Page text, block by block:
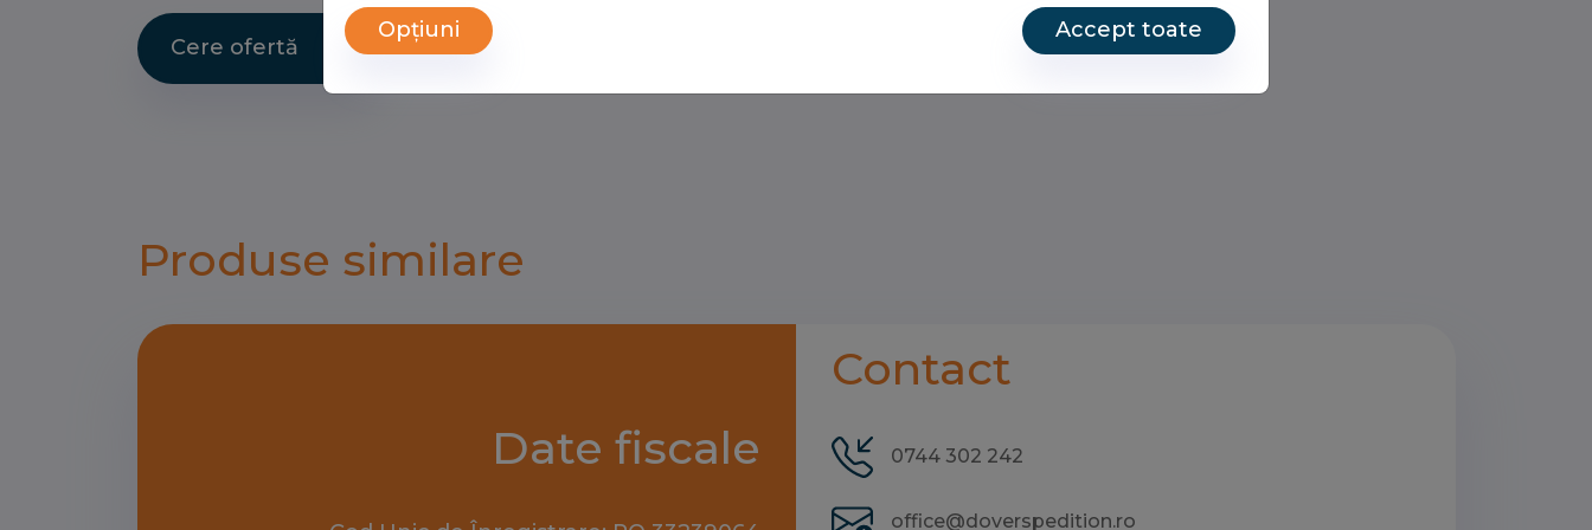
Cere ofertă
Produse similare
Date fiscale
Contact
0744 302 242
office@doverspedition.ro
Opțiuni Accept toate